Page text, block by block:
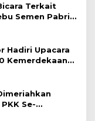
Terkait
Semen Pabrik
Hadiri Upacara
Kemerdekaan
Se-